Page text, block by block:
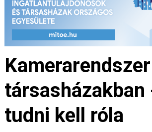
társasházakban
tudni kell róla